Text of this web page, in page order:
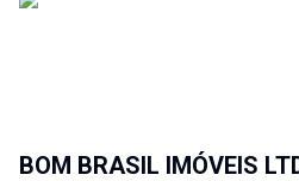
BOM BRASIL IMÓVEIS